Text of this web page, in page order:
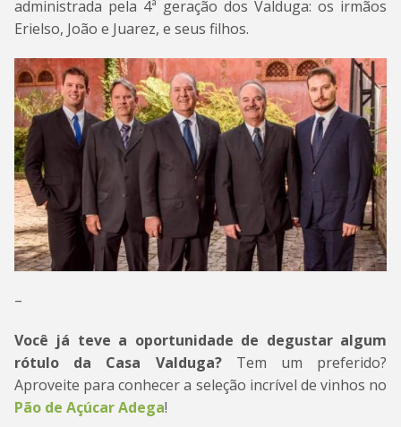
administrada pela 4ª geração dos Valduga: os irmãos
Erielso, João e Juarez, e seus filhos.
–
Você já teve a oportunidade de degustar algum
rótulo da Casa Valduga? Tem um preferido?
Aproveite para conhecer a seleção incrível de vinhos no
Pão de Açúcar Adega!